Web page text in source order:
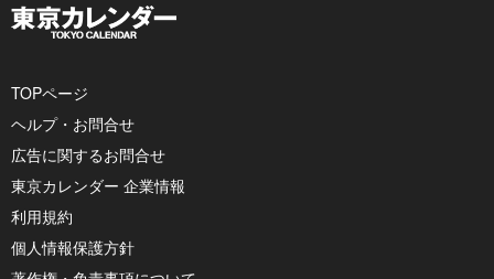
TOPページ
ヘルプ・お問合せ
広告に関するお問合せ
東京カレンダー 企業情報
利用規約
個人情報保護方針